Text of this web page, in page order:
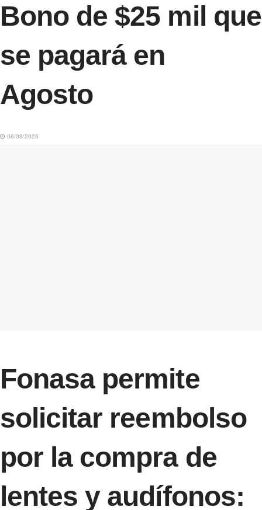
Bono de $25 mil que
se pagará en
Agosto
06/08/2026
Fonasa permite
solicitar reembolso
por la compra de
lentes y audífonos: